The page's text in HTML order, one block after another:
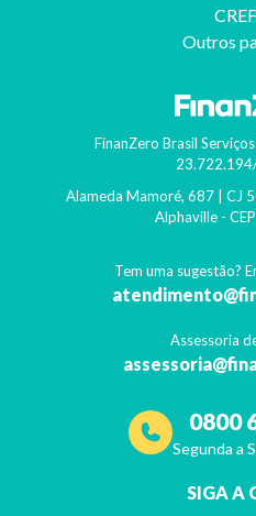
Outros
FinanZero Brasil
Alameda Mamoré, 687 | CJ
Alphaville-
Tem uma sugestão?
Assessoria
0800
Segunda a
SIGA A